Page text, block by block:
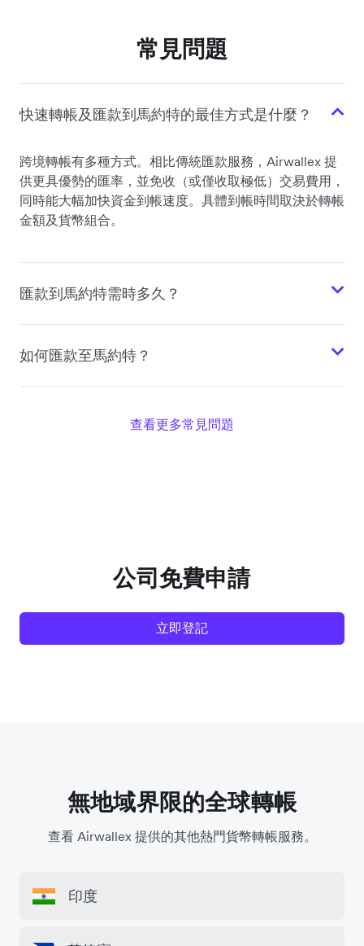
常見問題
快速轉帳及匯款到馬約特的最佳方式是什麼？
跨境轉帳有多種方式。相比傳統匯款服務，Airwallex 提
供更具優勢的匯率，並免收（或僅收取極低）交易費用，
同時能大幅加快資金到帳速度。具體到帳時間取決於轉帳
金額及貨幣組合。
匯款到馬約特需時多久？
如何匯款至馬約特？
查看更多常見問題
公司免費申請
立即登記
無地域界限的全球轉帳
查看 Airwallex 提供的其他熱門貨幣轉帳服務。
印度